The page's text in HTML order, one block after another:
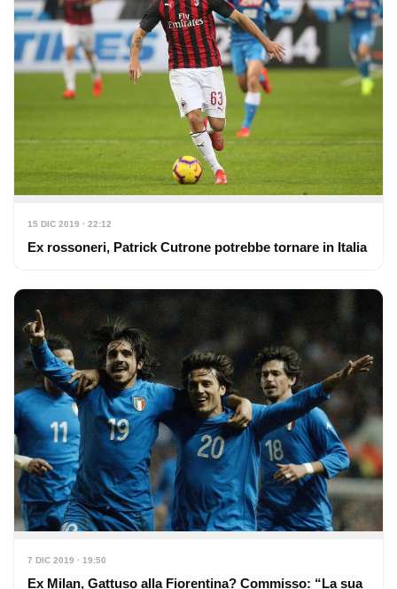
15 DIC 2019 · 22:12
Ex rossoneri, Patrick Cutrone potrebbe tornare in Italia
7 DIC 2019 · 19:50
Ex Milan, Gattuso alla Fiorentina? Commisso: “La sua